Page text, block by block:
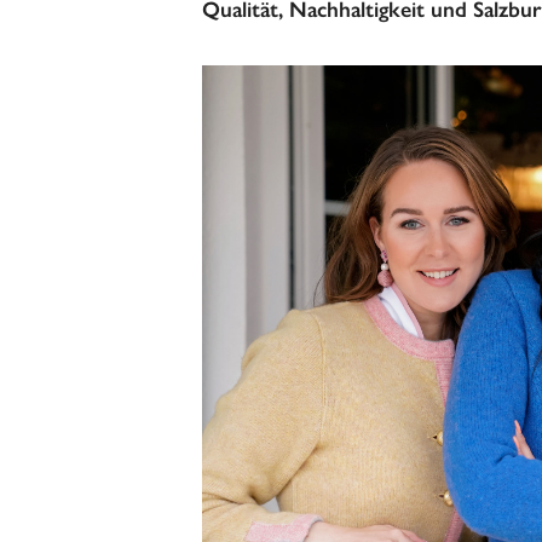
Qualität, Nachhaltigkeit und